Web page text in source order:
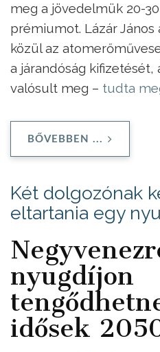
meg a jövedelmük 20-
prémiumot. Lázár
közül az
a járandóság kifizetését,
valósult meg – tudta
BŐVEBBEN ...
Két dolgozónak
eltartania egy
nyugdíjon
idősek